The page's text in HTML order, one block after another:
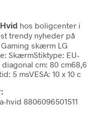
hos boligcenter i
trendy nyheder på
skærm LG
SkærmStiktype: EU-
cm: 80 cm68,6
5 msVESA: 10 x 10 c
8806096501511